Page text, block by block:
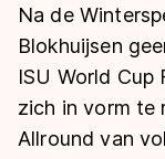
Langebaan
Shorttrack
Inlineskaten
Uitslagen
Langebaan
Shorttrack
Marathon
Tijden &
Ranglijsten
Na de
Blokhuijsen
ISU World Cup
zich in vorm te
Allround van